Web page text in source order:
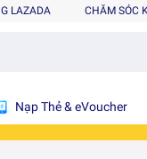
LAZADA CHĂM SÓC
Nạp Thẻ & eVoucher